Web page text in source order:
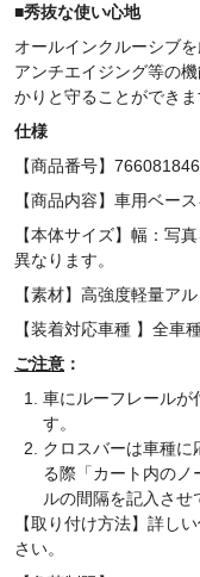
■秀抜な使い心地
オールインクルーシブ
アンチエイジング等の
かりと守ることができま
仕様
【商品番号】
【商品内容】車用ベー
【本体サイズ】幅： 写
異なります。
【素材】高強度軽量ア
【装着対応車種 】全車
ご注意 ：
車にルーフレールが
す。
クロスバーは車種に
る際「カート内のノ
ルの間隔を記入させ
【取り付け方法】 詳し
さい。